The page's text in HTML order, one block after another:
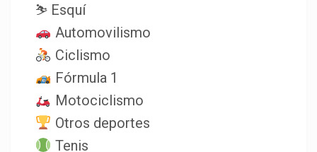
⛷️ Esquí
Automovilismo
Ciclismo
Fórmula 1
Motociclismo
Otros deportes
Tenis